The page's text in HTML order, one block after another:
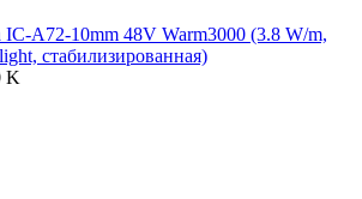
IC-A72-10mm 48V Warm3000 (3.8 W/m,
стабилизированная)
K